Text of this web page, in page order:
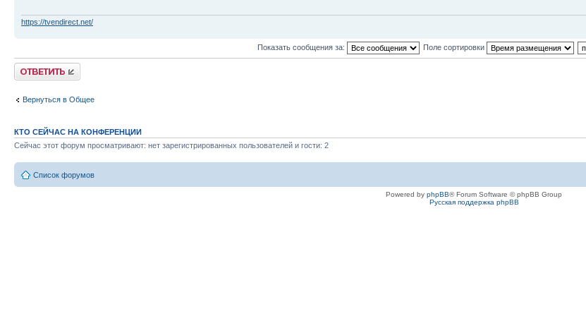
https://tvendirect.net/
Показать сообщения за: Поле сортировки
Ответить
Вернуться в Общее
КТО СЕЙЧАС НА КОНФЕРЕНЦИИ
Сейчас этот форум просматривают: нет зарегистрированных пользователей и гости: 2
Список форумов
Powered by phpBB® Forum Software © phpBB Group
Русская поддержка phpBB